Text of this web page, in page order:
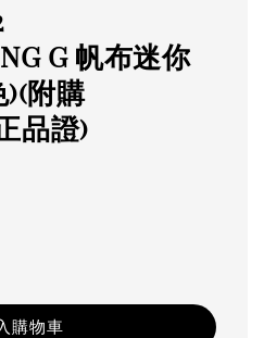
G 帆布迷你
)(附購
品證)
購物車